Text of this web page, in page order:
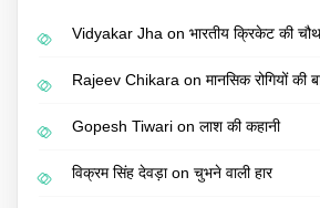
Vidyakar Jha on भारतीय क्रिकेट की
Rajeev Chikara on मानसिक रोगियों की
Gopesh Tiwari on लाश की कहानी
विक्रम सिंह देवड़ाon चुभने वाली हार